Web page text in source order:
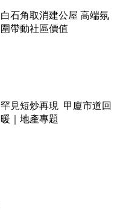
白石角取消建公屋 高端氛
圍帶動社區價值
罕見短炒再現 甲廈市道回
暖｜地產專題